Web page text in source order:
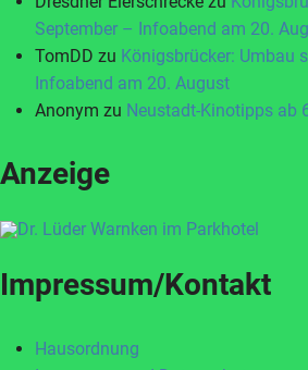
September – Infoabend am 20.
TomDD zu Königsbrücker: Umbau
Infoabend am 20. August
Anonym zu Neustadt-Kinotipps ab
Anzeige
Impressum/Kontakt
Hausordnung